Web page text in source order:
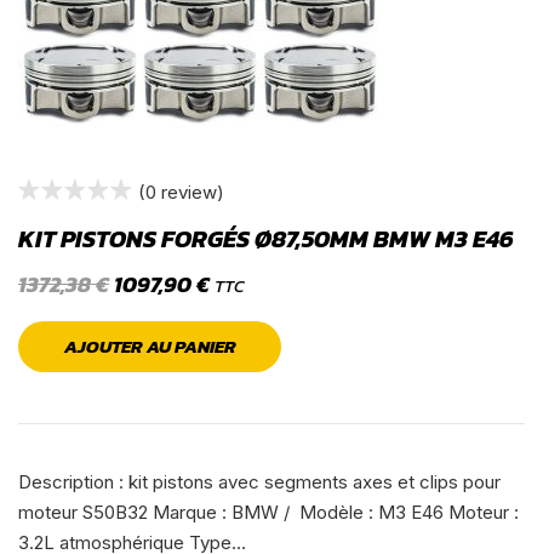
(0 review)
KIT PISTONS FORGÉS Ø87,50MM BMW M3 E46
1372,38€1097,90€ TTC
AJOUTER AU PANIER
Description : kit pistons avec segments axes et clips pour
moteur S50B32 Marque : BMW / Modèle : M3 E46 Moteur :
3.2L atmosphérique Type…